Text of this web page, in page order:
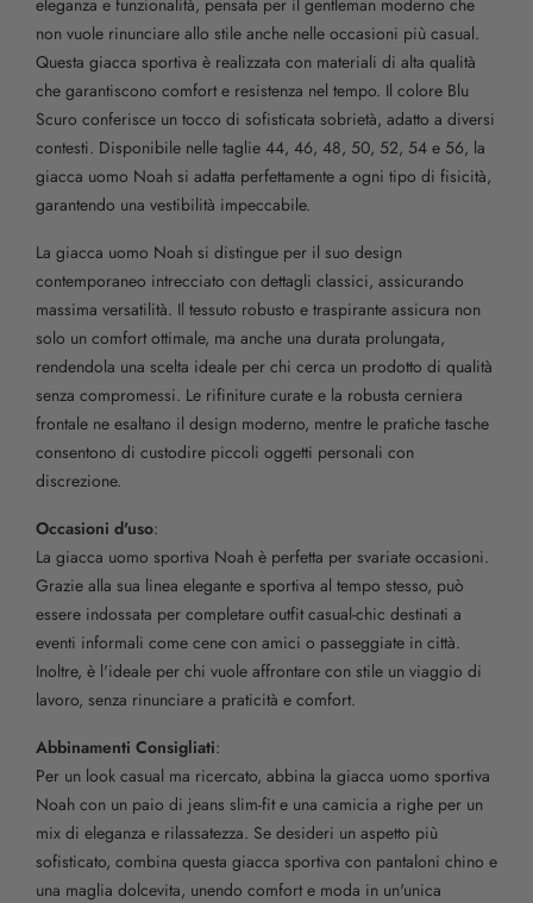
non vuole rinunciare allo stile anche nelle occasioni più casual.
Questa giacca sportiva è realizzata con materiali di alta qualità
che garantiscono comfort e resistenza nel tempo. Il colore Blu
Scuro conferisce un tocco di sofisticata sobrietà, adatto a diversi
contesti. Disponibile nelle taglie 44, 46, 48, 50, 52, 54 e 56, la
giacca uomo Noah si adatta perfettamente a ogni tipo di fisicità,
garantendo una vestibilità impeccabile.
La giacca uomo Noah si distingue per il suo design
contemporaneo intrecciato con dettagli classici, assicurando
massima versatilità. Il tessuto robusto e traspirante assicura non
solo un comfort ottimale, ma anche una durata prolungata,
rendendola una scelta ideale per chi cerca un prodotto di qualità
senza compromessi. Le rifiniture curate e la robusta cerniera
frontale ne esaltano il design moderno, mentre le pratiche tasche
consentono di custodire piccoli oggetti personali con
discrezione.
Occasioni d'uso:
La giacca uomo sportiva Noah è perfetta per svariate occasioni.
Grazie alla sua linea elegante e sportiva al tempo stesso, può
essere indossata per completare outfit casual-chic destinati a
eventi informali come cene con amici o passeggiate in città.
Inoltre, è l'ideale per chi vuole affrontare con stile un viaggio di
lavoro, senza rinunciare a praticità e comfort.
Abbinamenti Consigliati:
Per un look casual ma ricercato, abbina la giacca uomo sportiva
Noah con un paio di jeans slim-fit e una camicia a righe per un
mix di eleganza e rilassatezza. Se desideri un aspetto più
sofisticato, combina questa giacca sportiva con pantaloni chino e
una maglia dolcevita, unendo comfort e moda in un'unica